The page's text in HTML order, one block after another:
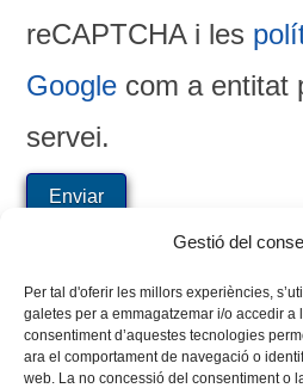
Gestió del
Per tal d'oferir les millors experiències,
galetes per a emmagatzemar i/o accedir a
consentiment d’aquestes tecnologies
ara el comportament de navegació o
web. La no concessió del consentiment o
reCAPTCHA i les
Google com a entitat
servei.